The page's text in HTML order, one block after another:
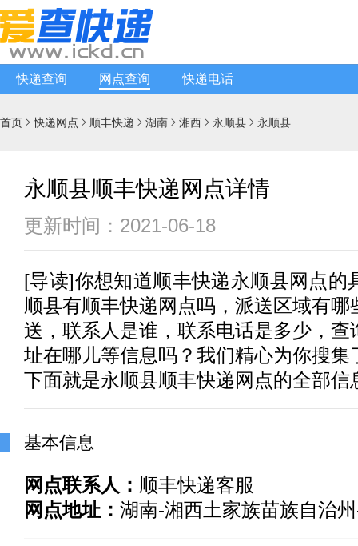
快递查询 网点查询 快递电话
首页 快递网点  顺丰快递  湖南  湘西  永顺县  永顺县
永顺县顺丰快递网点详情
更新时间：2021-06-18
[导读]你想知道顺丰快递永顺县网点的
顺县有顺丰快递 网点吗，派送区域有
送，联系人是谁，联系电话是多少，查
址在哪儿等信息吗？我们精心为你搜集
下面就是永顺县顺丰快递网点的全部信
基本信息
网点联系人： 顺丰快递客服
网点地址： 湖南-湘西土家族苗族自治